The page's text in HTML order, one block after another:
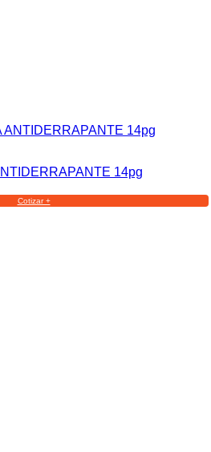
14pg
Cotizar +